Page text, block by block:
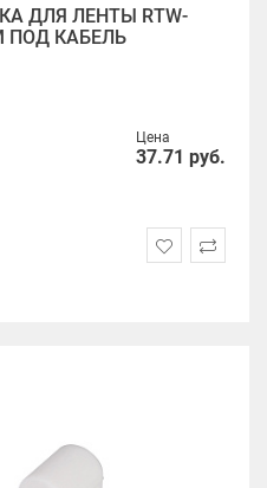
ДЛЯ ЛЕНТЫ RTW-
ПОД КАБЕЛЬ
Цена
37.71 руб.